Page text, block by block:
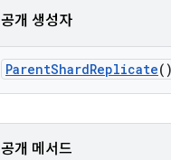
공개 생성자
ParentShardReplicate()
공개 메서드